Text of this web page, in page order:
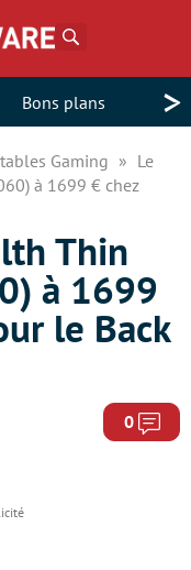
Bons plans >
Gaming
Le
à 1699 € chez
Thin
à 1699
le Back
0